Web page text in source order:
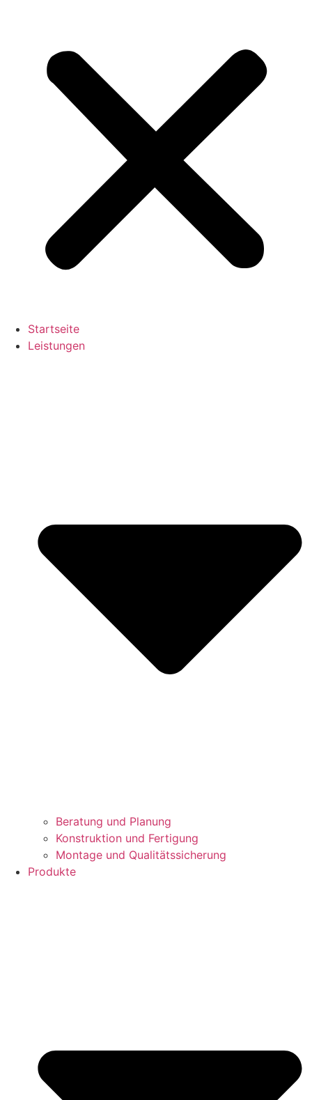
Startseite
Leistungen
Beratung und Planung
Konstruktion und Fertigung
Montage und Qualitätssicherung
Produkte